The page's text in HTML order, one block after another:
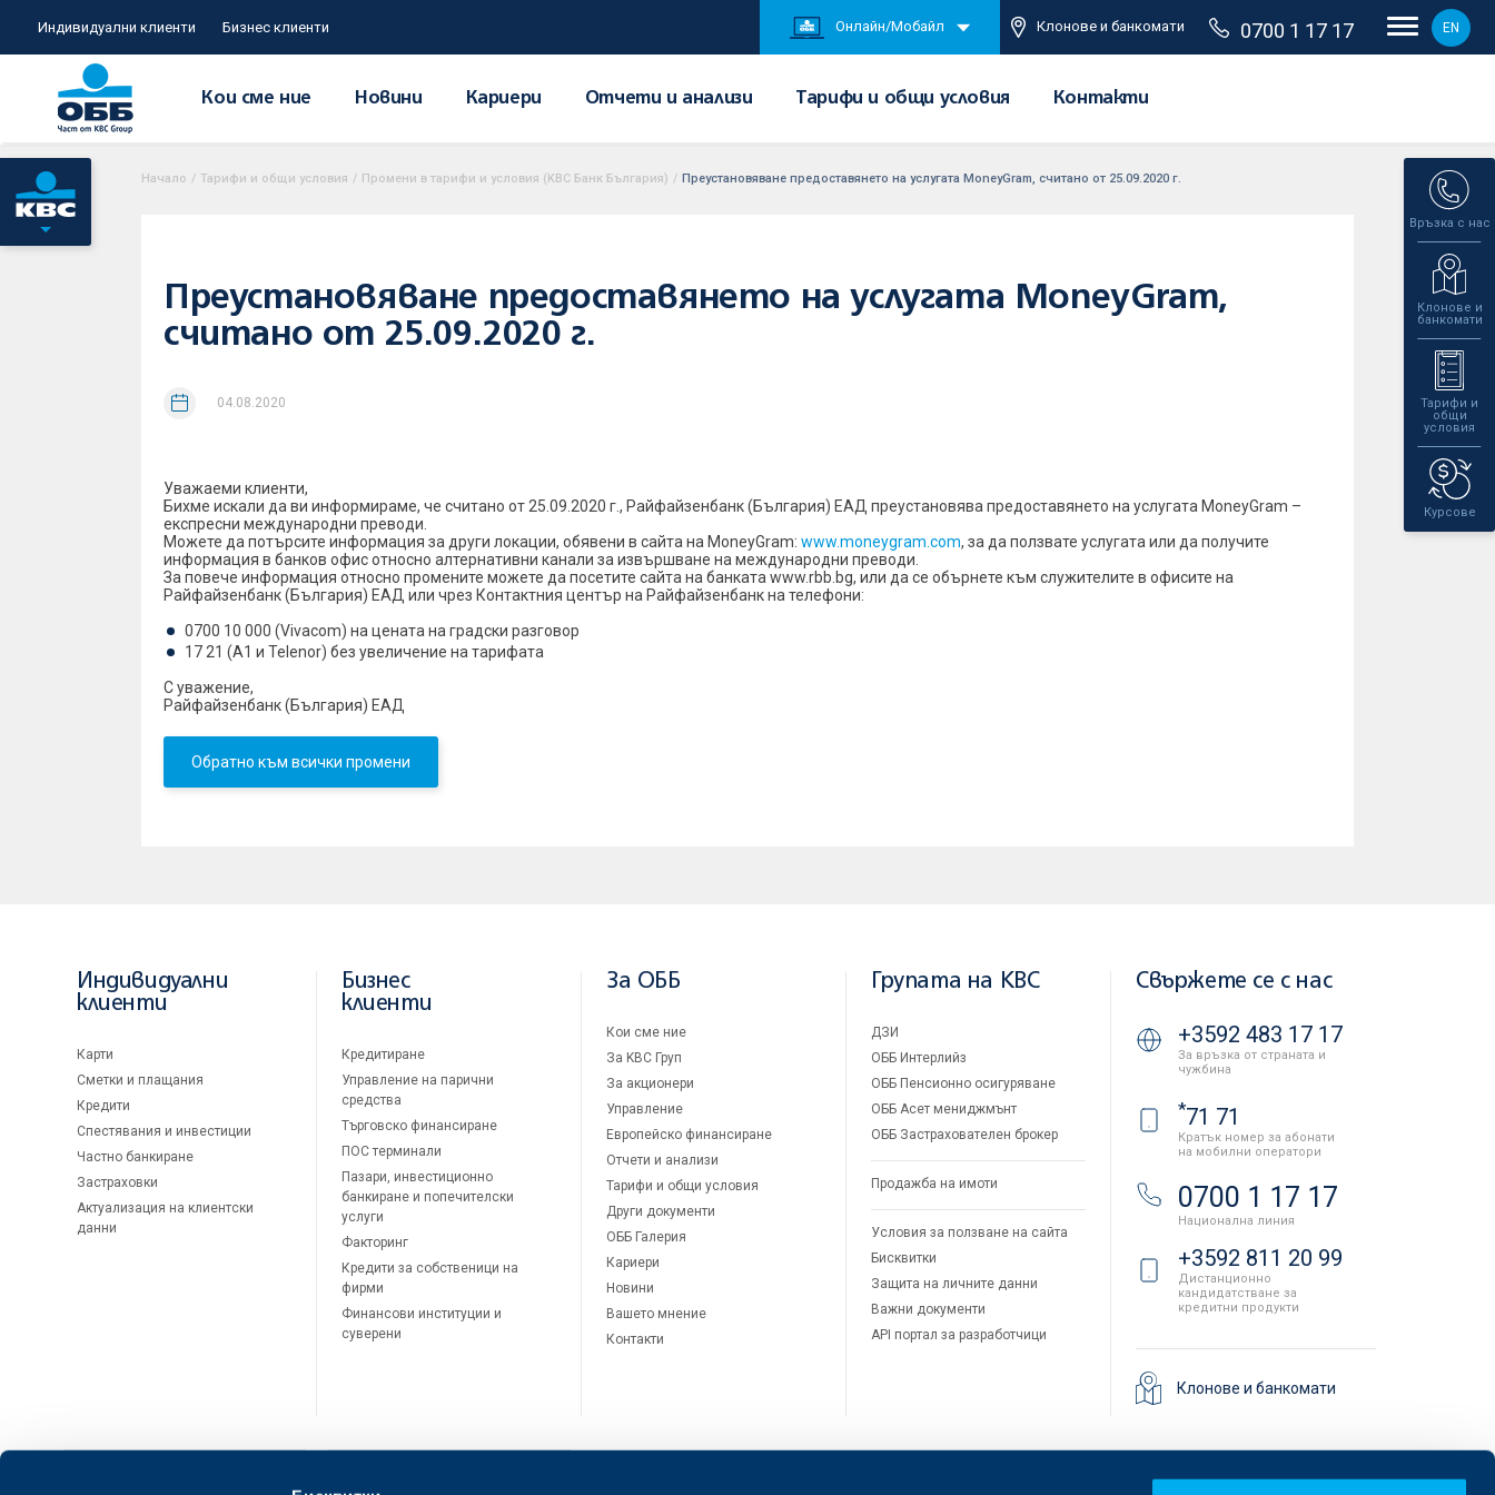
Индивидуални клиенти Бизнес клиенти Онлайн/Мобайл Клонове и банкомати 0700 1 17 17 EN
Кои сме ние Новини Кариери Отчети и анализи Тарифи и общи условия Контакти
Връзка с нас
Клонове и
банкомати
Тарифи и
общи
условия
Курсове
Начало / Тарифи и общи условия / Промени в тарифи и условия (KBC Банк България) / Преустановяване предоставянето на услугата MoneyGram, считано от 25.09.2020 г.
Преустановяване предоставянето на услугата MoneyGram,
считано от 25.09.2020 г.
04.08.2020
Уважаеми клиенти,
Бихме искали да ви информираме, че считано от 25.09.2020 г., Райфайзенбанк (България) ЕАД преустановява предоставянето на услугата MoneyGram –
експресни международни преводи.
Можете да потърсите информация за други локации, обявени в сайта на MoneyGram: www.moneygram.com, за да ползвате услугата или да получите
информация в банков офис относно алтернативни канали за извършване на международни преводи.
За повече информация относно промените можете да посетите сайта на банката www.rbb.bg, или да се обърнете към служителите в офисите на
Райфайзенбанк (България) ЕАД или чрез Контактния център на Райфайзенбанк на телефони:
0700 10 000 (Vivacom) на цената на градски разговор
17 21 (А1 и Telenor) без увеличение на тарифата
С уважение,
Райфайзенбанк (България) ЕАД
Обратно към всички промени
Индивидуални
клиенти
Карти
Сметки и плащания
Кредити
Спестявания и инвестиции
Частно банкиране
Застраховки
Актуализация на клиентски
данни
Бизнес
клиенти
Кредитиране
Управление на парични
средства
Търговско финансиране
ПОС терминали
Пазари, инвестиционно
банкиране и попечителски
услуги
Факторинг
Кредити за собственици на
фирми
Финансови институции и
суверени
За ОББ
Кои сме ние
За KBC Груп
За акционери
Управление
Европейско финансиране
Отчети и анализи
Тарифи и общи условия
Други документи
ОББ Галерия
Кариери
Новини
Вашето мнение
Контакти
Групата на KBC
ДЗИ
ОББ Интерлийз
ОББ Пенсионно осигуряване
ОББ Асет мениджмънт
ОББ Застрахователен брокер
Продажба на имоти
Условия за ползване на сайта
Бисквитки
Защита на личните данни
Важни документи
API портал за разработчици
Свържете се с нас
+3592 483 17 17
За връзка от страната и
чужбина
*71 71
Кратък номер за абонати
на мобилни оператори
0700 1 17 17
Национална линия
+3592 811 20 99
Дистанционно
кандидатстване за
кредитни продукти
Клонове и банкомати